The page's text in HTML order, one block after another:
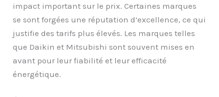
impact important sur le prix. Certaines marques
se sont forgées une réputation d’excellence, ce qui
justifie des tarifs plus élevés. Les marques telles
que Daikin et Mitsubishi sont souvent mises en
avant pour leur fiabilité et leur efficacité
énergétique.